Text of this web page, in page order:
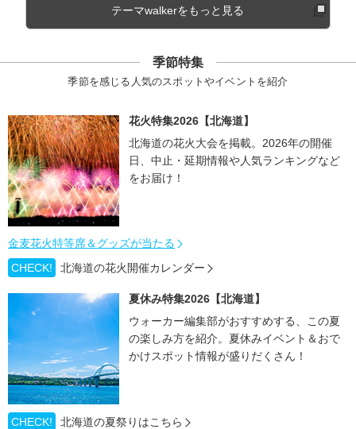
テーマwalkerをもっと見る
季節特集
季節を感じる人気のスポットやイベントを紹介
花火特集2026【北海道】
北海道の花火大会を掲載。2026年の開催
日、中止・延期情報や人気ランキングなど
をお届け！
金麦花火特等席＆グッズが当たる
CHECK!
北海道の花火開催カレンダー
夏休み特集2026【北海道】
ウォーカー編集部がおすすめする、この夏
の楽しみ方を紹介。夏休みイベント＆おで
かけスポット情報が盛りだくさん！
CHECK! 北海道の夏祭りはこちら